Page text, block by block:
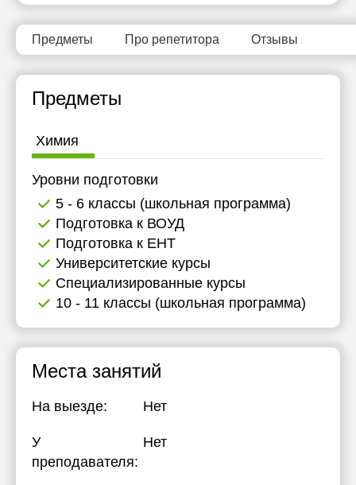
Предметы Про репетитора Отзывы
Предметы
Химия
Уровни подготовки
5 - 6 классы (школьная программа)
Подготовка к ВОУД
Подготовка к ЕНТ
Университетские курсы
Специализированные курсы
10 - 11 классы (школьная программа)
Места занятий
На выезде: Нет
У
преподавателя:
Нет